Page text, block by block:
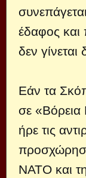
έδαφος και
δεν γίνεται
Εάν τα
σε
ήρε τις
ΝΑΤΟ και